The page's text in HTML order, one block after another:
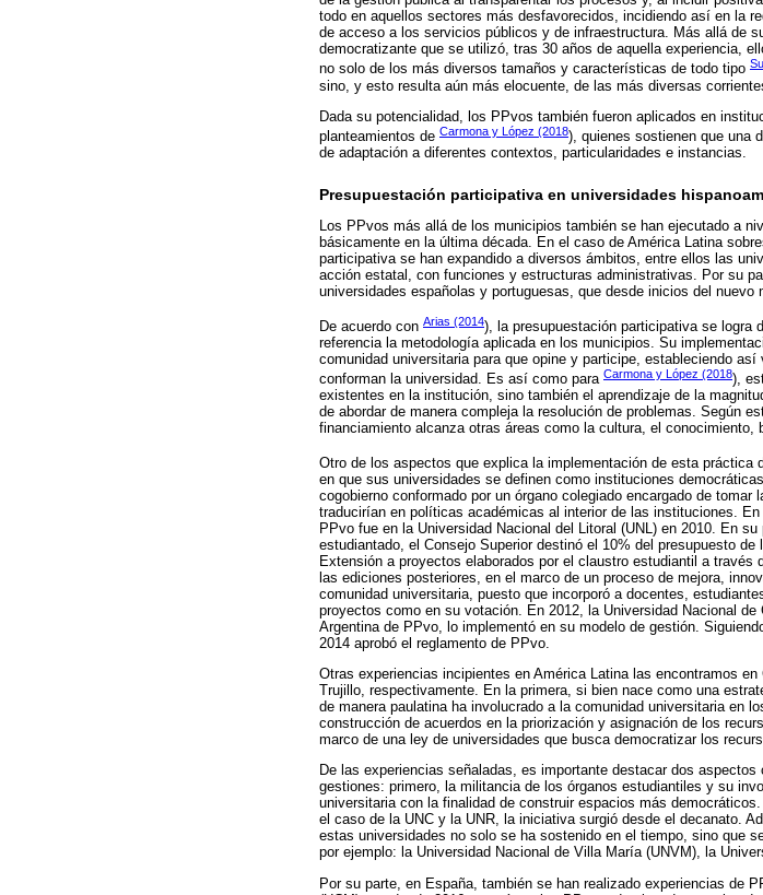
todo en aquellos sectores más desfavorecidos, incidiendo así en la
de acceso a los servicios públicos y de infraestructura. Más allá de
democratizante que se utilizó, tras 30 años de aquella experiencia,
no solo de los más diversos tamaños y características de todo tipo
sino, y esto resulta aún más elocuente, de las más diversas
Dada su potencialidad, los PPvos también fueron aplicados en
planteamientos de Carmona y López (2018), quienes sostienen que una
de adaptación a diferentes contextos, particularidades e instancias.
Presupuestación participativa en universidades
Los PPvos más allá de los municipios también se han ejecutado a
básicamente en la última década. En el caso de América Latina
participativa se han expandido a diversos ámbitos, entre ellos las
acción estatal, con funciones y estructuras administrativas. Por su
universidades españolas y portuguesas, que desde inicios del
De acuerdo con Arias (2014), la presupuestación participativa se logra
referencia la metodología aplicada en los municipios. Su
comunidad universitaria para que opine y participe, estableciendo
conforman la universidad. Es así como para Carmona y López (2018),
existentes en la institución, sino también el aprendizaje de la
de abordar de manera compleja la resolución de problemas. Según
financiamiento alcanza otras áreas como la cultura, el
Otro de los aspectos que explica la implementación de esta práctica
en que sus universidades se definen como instituciones
cogobierno conformado por un órgano colegiado encargado de
traducirían en políticas académicas al interior de las instituciones.
PPvo fue en la Universidad Nacional del Litoral (UNL) en 2010. En
estudiantado, el Consejo Superior destinó el 10% del presupuesto
Extensión a proyectos elaborados por el claustro estudiantil a
las ediciones posteriores, en el marco de un proceso de mejora,
comunidad universitaria, puesto que incorporó a docentes,
proyectos como en su votación. En 2012, la Universidad Nacional
Argentina de PPvo, lo implementó en su modelo de gestión.
2014 aprobó el reglamento de PPvo.
Otras experiencias incipientes en América Latina las encontramos
Trujillo, respectivamente. En la primera, si bien nace como una
de manera paulatina ha involucrado a la comunidad universitaria en
construcción de acuerdos en la priorización y asignación de los
marco de una ley de universidades que busca democratizar los
De las experiencias señaladas, es importante destacar dos
gestiones: primero, la militancia de los órganos estudiantiles y su
universitaria con la finalidad de construir espacios más
el caso de la UNC y la UNR, la iniciativa surgió desde el decanato.
estas universidades no solo se ha sostenido en el tiempo, sino que
por ejemplo: la Universidad Nacional de Villa María (UNVM), la
Por su parte, en España, también se han realizado experiencias de